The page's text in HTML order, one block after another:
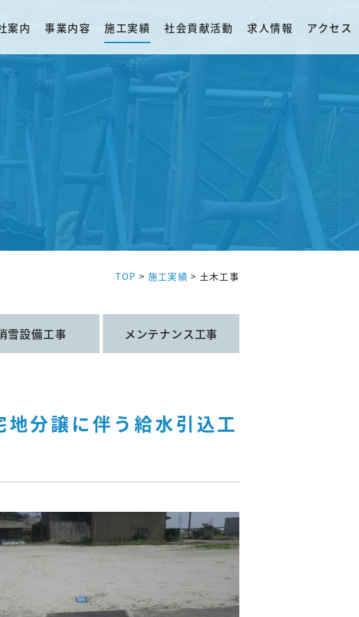
案内 事業内容 施工実績 社会貢献活動 求人情報 アクセス
TOP > 施工実績 > 土木工事
雪設備工事 メンテナンス工事
地分譲に伴う給水引込工